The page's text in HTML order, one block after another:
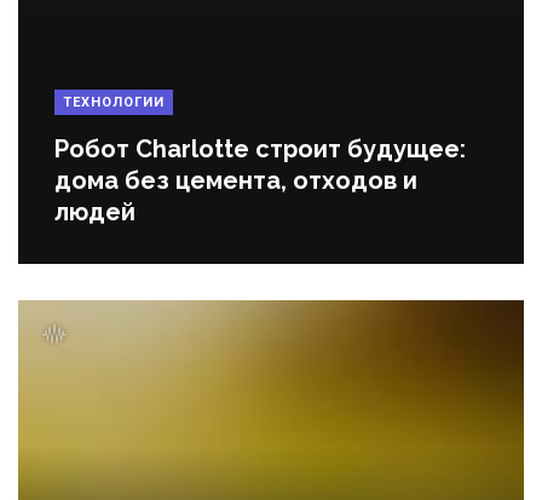
ТЕХНОЛОГИИ
Робот Charlotte строит будущее:
дома без цемента, отходов и
людей